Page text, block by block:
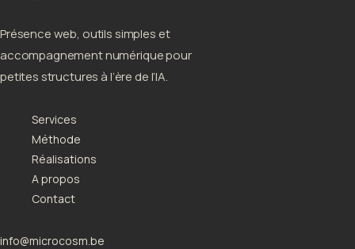
Présence web, outils simples et
accompagnement numérique pour
petites structures à l’ère de l’IA.
Services
Méthode
Réalisations
A propos
Contact
info@microcosm.be